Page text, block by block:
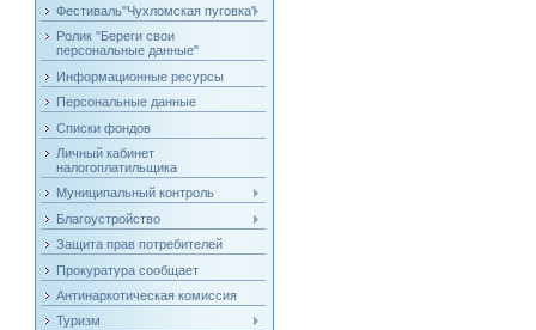
Фестиваль"Чухломская пуговка"
Ролик "Береги свои
персональные данные"
Информационные ресурсы
Персональные данные
Списки фондов
Личный кабинет
налогоплатильщика
Муниципальный контроль
Благоустройство
Защита прав потребителей
Прокуратура сообщает
Антинаркотическая комиссия
Туризм